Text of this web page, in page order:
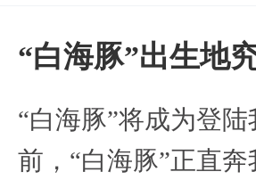
“白海豚”出生地
“白海豚”将成为登
前，“白海豚”正直